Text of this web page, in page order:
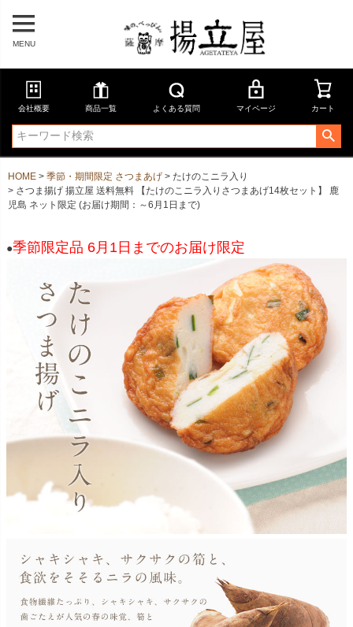
MENU
会社概要 商品一覧 よくある質問 マイページ カート
HOME 季節・期間限定 さつまあげ
たけのこニラ入り
さつま揚げ 揚立屋 送料無料 【たけのこニラ入りさつまあげ14枚セット】 鹿
児島 ネット限定 (お届け期間：～6月1日まで)
●季節限定品 6月1日までのお届け限定